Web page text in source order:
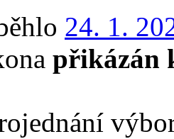
24. 1.
přikázán